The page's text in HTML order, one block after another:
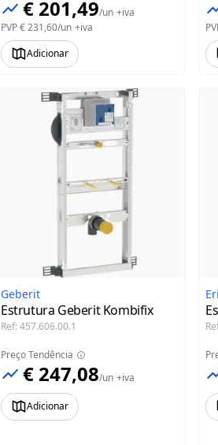
€ 201,49/un +iva
PVP€ 231,60/un +iva
Adicionar
Geberit
Estrutura Geberit Kombifix
Ref: 457.606.00.1
Preço Tendência
€ 247,08/un +iva
Adicionar